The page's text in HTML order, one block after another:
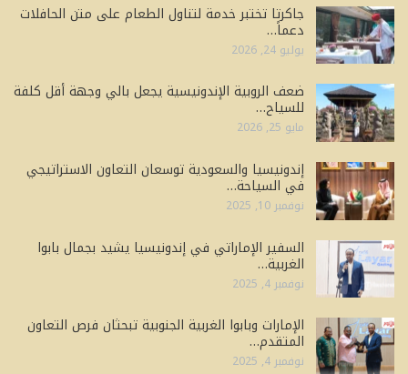
جاكرتا تختبر خدمة لتناول الطعام على متن الحافلات
دعماً…
يوليو 24, 2026
ضعف الروبية الإندونيسية يجعل بالي وجهة أقل كلفة
للسياح…
مايو 25, 2026
إندونيسيا والسعودية توسعان التعاون الاستراتيجي
في السياحة…
نوفمبر 10, 2025
السفير الإماراتي في إندونيسيا يشيد بجمال بابوا
الغربية…
نوفمبر 4, 2025
الإمارات وبابوا الغربية الجنوبية تبحثان فرص التعاون
المتقدم…
نوفمبر 4, 2025